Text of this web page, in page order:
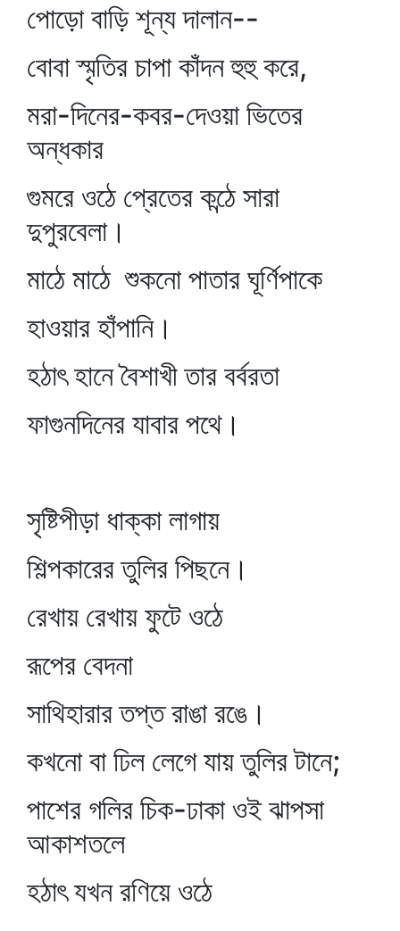
পোড়ো বাড়ি শূন্য দালান--
বোবা স্মৃতির চাপা কাঁদন হুহু করে,
মরা-দিনের-কবর-দেওয়া ভিতের
অন্ধকার
গুমরে ওঠে প্রেতের কন্ঠে সারা
দুপুরবেলা।
মাঠে মাঠে শুকনো পাতার ঘূর্ণিপাকে
হাওয়ার হাঁপানি।
হঠাৎ হানে বৈশাখী তার বর্বরতা
ফাগুনদিনের যাবার পথে।
সৃষ্টিপীড়া ধাক্কা লাগায়
শিল্পকারের তুলির পিছনে।
রেখায় রেখায় ফুটে ওঠে
রূপের বেদনা
সাথিহারার তপ্ত রাঙা রঙে।
কখনো বা ঢিল লেগে যায় তুলির টানে;
পাশের গলির চিক-ঢাকা ওই ঝাপসা
আকাশতলে
হঠাৎ যখন রণিয়ে ওঠে